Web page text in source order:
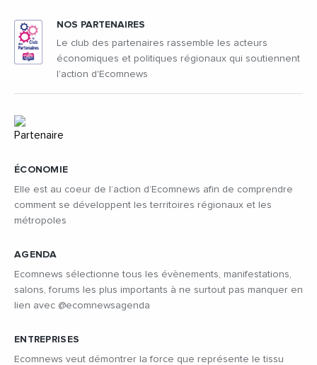
ÉCONOMIE
Elle est au coeur de l’action d’Ecomnews afin de comprendre
comment se développent les territoires régionaux et les
métropoles
AGENDA
Ecomnews sélectionne tous les évènements, manifestations,
salons, forums les plus importants à ne surtout pas manquer en
lien avec @ecomnewsagenda
ENTREPRISES
Ecomnews veut démontrer la force que représente le tissu
NOS PARTENAIRES
Le club des partenaires rassemble les acteurs
économiques et politiques régionaux qui soutiennent
l'action d'Ecomnews